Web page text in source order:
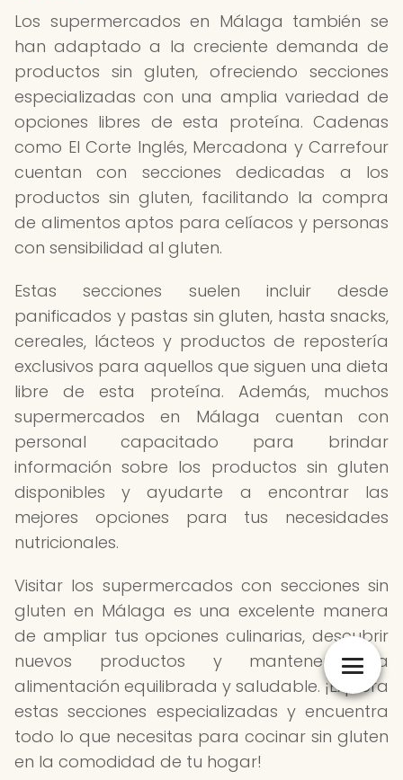
Los supermercados en Málaga también se
han adaptado a la creciente demanda de
productos sin gluten, ofreciendo secciones
especializadas con una amplia variedad de
opciones libres de esta proteína. Cadenas
como El Corte Inglés, Mercadona y Carrefour
cuentan con secciones dedicadas a los
productos sin gluten, facilitando la compra
de alimentos aptos para celíacos y personas
con sensibilidad al gluten.
Estas secciones suelen incluir desde
panificados y pastas sin gluten, hasta snacks,
cereales, lácteos y productos de repostería
exclusivos para aquellos que siguen una dieta
libre de esta proteína. Además, muchos
supermercados en Málaga cuentan con
personal capacitado para brindar
información sobre los productos sin gluten
disponibles y ayudarte a encontrar las
mejores opciones para tus necesidades
nutricionales.
Visitar los supermercados con secciones sin
gluten en Málaga es una excelente manera
de ampliar tus opciones culinarias, descubrir
nuevos productos y mantener una
alimentación equilibrada y saludable. ¡Explora
estas secciones especializadas y encuentra
todo lo que necesitas para cocinar sin gluten
en la comodidad de tu hogar!